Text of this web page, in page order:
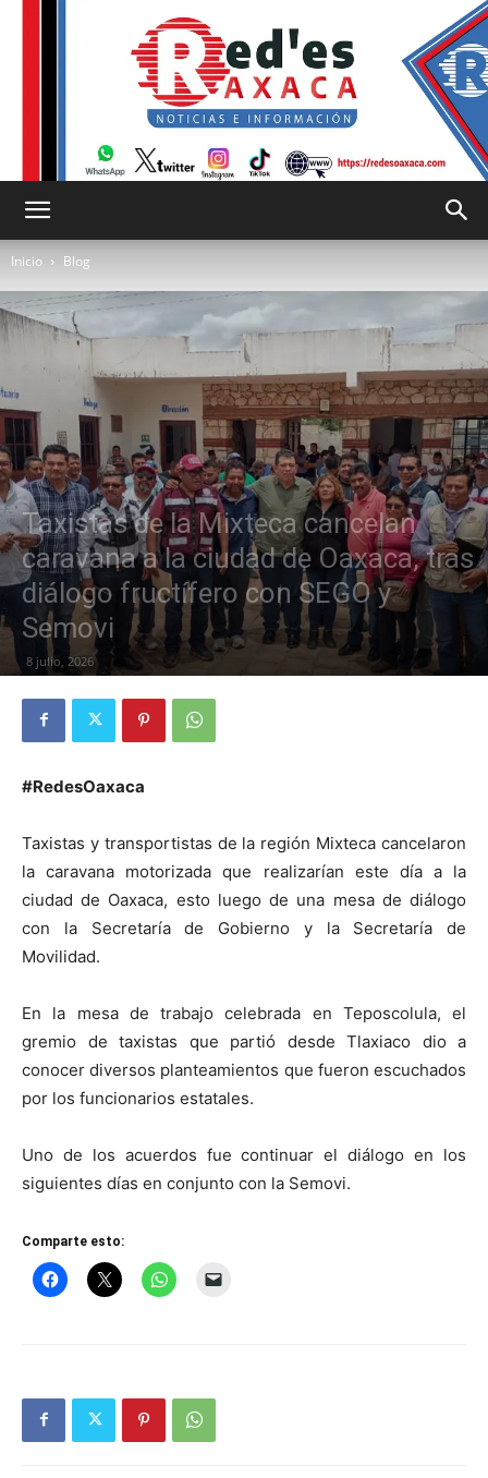
es
Oaxaca
Inicio Blog
Taxistas de la Mixteca cancelan
caravana a la ciudad de Oaxaca, tras
diálogo fructífero con SEGO y
Semovi
8 julio, 2026
#RedesOaxaca
Taxistas y transportistas de la región Mixteca cancelaron
la caravana motorizada que realizarían este día a la
ciudad de Oaxaca, esto luego de una mesa de diálogo
con la Secretaría de Gobierno y la Secretaría de
Movilidad.
En la mesa de trabajo celebrada en Teposcolula, el
gremio de taxistas que partió desde Tlaxiaco dio a
conocer diversos planteamientos que fueron escuchados
por los funcionarios estatales.
Uno de los acuerdos fue continuar el diálogo en los
siguientes días en conjunto con la Semovi.
Comparte esto: